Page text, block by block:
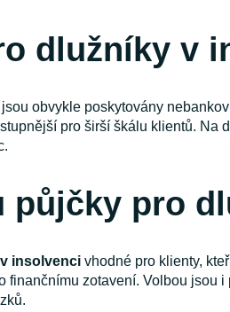
dlužníky v
jsou obvykle poskytovány
pro širší škálu klientů.
půjčky pro
insolvenci vhodné pro klienty,
finančnímu zotavení. Volbou